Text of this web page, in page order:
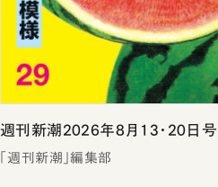
週刊新潮2026年8月13・20日号
「週刊新潮」編集部